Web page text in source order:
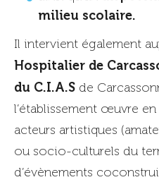
milieu scolaire.
Il intervient également
Hospitalier de
du C.I.A.S de
l’établissement œuvre
acteurs artistiques
ou socio-culturels du
d’évènements